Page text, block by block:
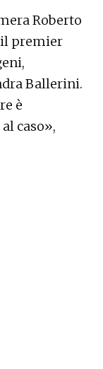
Roberto
premier
Ballerini.
è
caso»,